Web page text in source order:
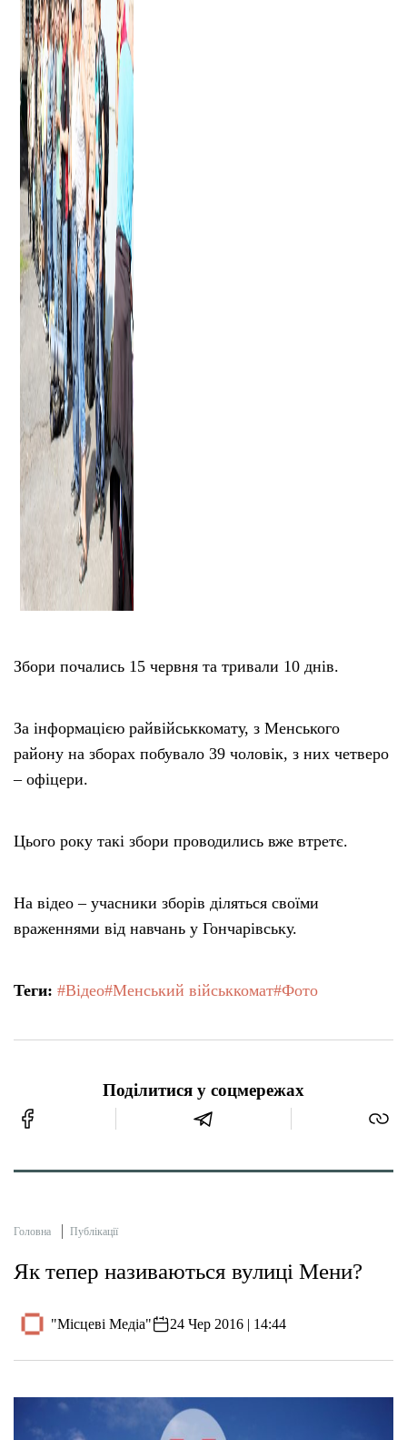
Збори почались 15 червня та тривали 10 днів.
За інформацією райвійськкомату, з Менського
району на зборах побувало 39 чоловік, з них четверо
– офіцери.
Цього року такі збори проводились вже втретє.
На відео – учасники зборів діляться своїми
враженнями від навчань у Гончарівську.
Теги: #Відео#Менський військкомат#Фото
Поділитися у соцмережах
Головна Публікації
Як тепер називаються вулиці Мени?
"Місцеві Медіа" 24 Чер 2016 | 14:44